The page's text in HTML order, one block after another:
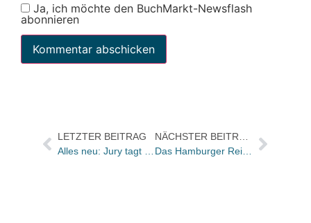
Ja, ich möchte den BuchMarkt-Newsflash
abonnieren
LETZTER BEITRAG